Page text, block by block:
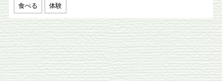
食べる 体験